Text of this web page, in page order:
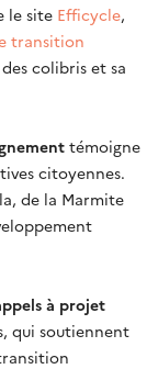
le site Efficycle,
transition
colibris et sa
témoigne
citoyennes.
de la Marmite
à projet
qui soutiennent